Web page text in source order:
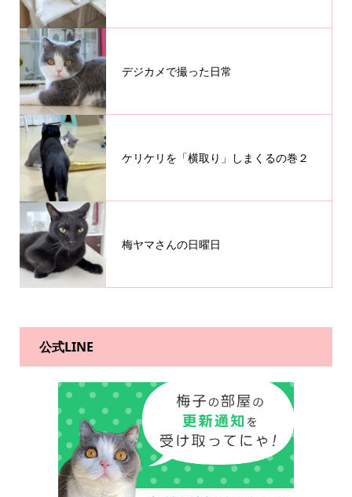
デジカメで撮った日常
ケリケリを「横取り」しまくるの巻２
梅ヤマさんの日曜日
公式LINE